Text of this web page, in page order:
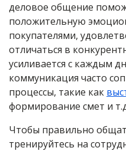
деловое общение
положительную
покупателями,
отличаться в
усиливается с каждым
коммуникация часто
процессы, такие как
формирование смет и
Чтобы правильно
тренируйтесь на